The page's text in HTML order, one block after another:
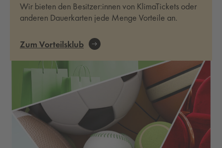
Wir bieten den Besitzer:innen von KlimaTickets oder
anderen Dauerkarten jede Menge Vorteile an.
Zum Vorteilsklub